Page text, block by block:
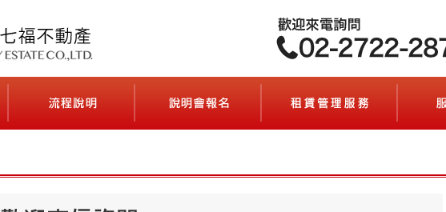
說明會報名(セミナーのご案内)